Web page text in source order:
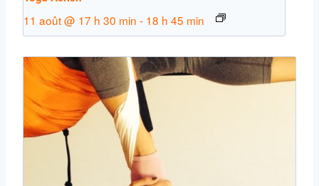
11 août @ 17 h 30 min - 18 h 45 min